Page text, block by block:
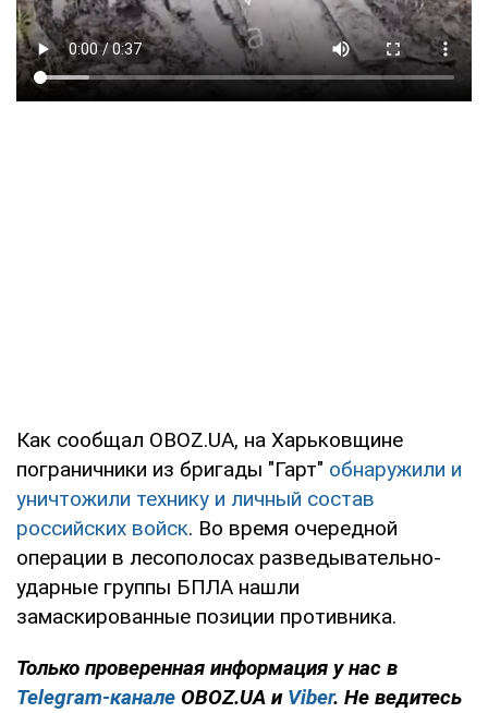
Как сообщал OBOZ.UA, на Харьковщине
пограничники из бригады "Гарт" обнаружили и
уничтожили технику и личный состав
российских войск. Во время очередной
операции в лесополосах разведывательно-
ударные группы БПЛА нашли
замаскированные позиции противника.
Только проверенная информация у нас в
Telegram-канале OBOZ.UA и Viber. Не ведитесь